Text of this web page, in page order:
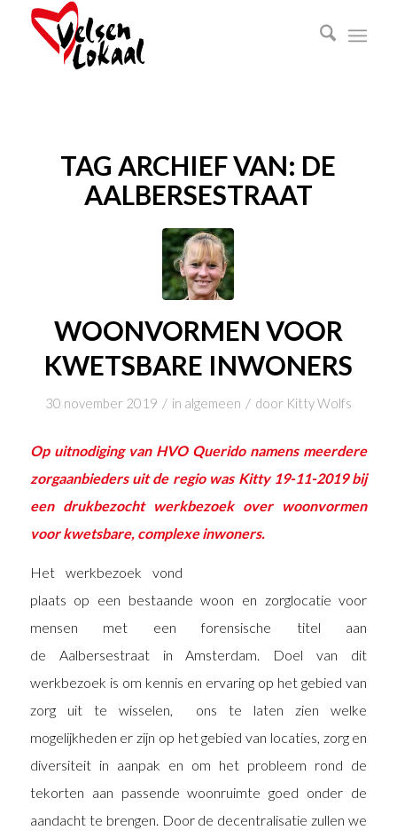
TAG ARCHIEF VAN: DE
AALBERSESTRAAT
WOONVORMEN VOOR
KWETSBARE INWONERS
30 november 2019 / in algemeen / door Kitty Wolfs
Op uitnodiging van HVO Querido namens meerdere
zorgaanbieders uit de regio was Kitty 19-11-2019 bij
een drukbezocht werkbezoek over woonvormen
voor kwetsbare, complexe inwoners.
Het werkbezoek vond
plaats op een bestaande woon en zorglocatie voor
mensen met een forensische titel aan
de Aalbersestraat in Amsterdam. Doel van dit
werkbezoek is om kennis en ervaring op het gebied van
zorg uit te wisselen, ons te laten zien welke
mogelijkheden er zijn op het gebied van locaties, zorg en
diversiteit in aanpak en om het probleem rond de
tekorten aan passende woonruimte goed onder de
aandacht te brengen. Door de decentralisatie zullen we